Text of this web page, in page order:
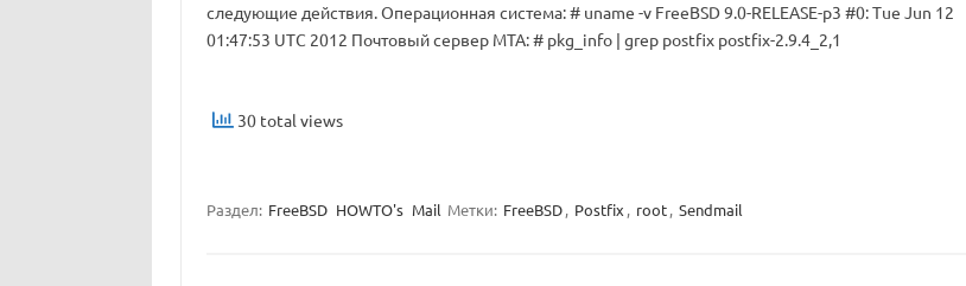
следующие действия. Операционная система: # uname -v FreeBSD 9.0-RELEASE-p3 #0: Tue Jun 12
01:47:53 UTC 2012 Почтовый сервер MTA: # pkg_info | grep postfix postfix-2.9.4_2,1
30 total views
Раздел: FreeBSD HOWTO's Mail Метки: FreeBSD, Postfix , root, Sendmail